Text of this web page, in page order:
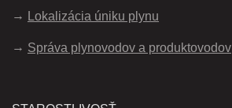
Lokalizácia úniku plynu
Správa plynovodov a produktovodov